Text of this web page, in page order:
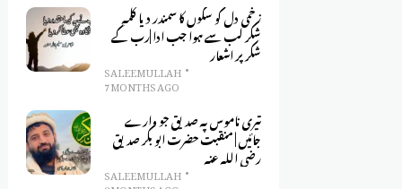
زخمی دل کو سکوں کا سمندر دیا کلمہِ
شکر لب سے ہوا جب ادا |رب کے
شکر پر اشعار
SALEEM ULLAH
7 MONTHS AGO
تیری ناموس پہ صدیق جو وارے
جائیں | منقبت حضرت ابو بکر صدیق
رضی اللہ عنہ
SALEEM ULLAH